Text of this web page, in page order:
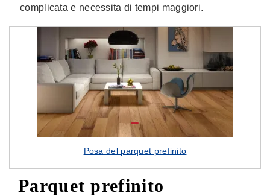
complicata e necessita di tempi maggiori.
Posa del parquet prefinito
Parquet prefinito